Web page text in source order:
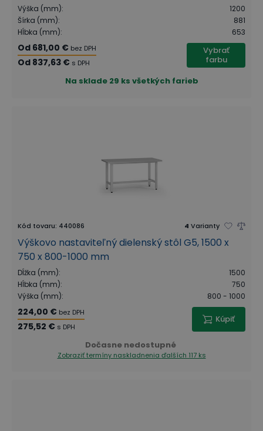
Výška (mm):
1200
Šírka (mm):
881
Hĺbka (mm): 653
Od 681,00 € bez DPH
Od 837,63 € s DPH
Vybrať
farbu
Na sklade 29 ks všetkých farieb
Kód tovaru: 440086 4 Varianty
Výškovo nastaviteľný dielenský stôl G5, 1500 x
750 x 800-1000 mm
Dĺžka (mm):
1500
Hĺbka (mm):
750
Výška (mm): 800 - 1000
224,00 € bez DPH
275,52 € s DPH
Kúpiť
Dočasne nedostupné
Zobraziť termíny naskladnenia ďalších 117 ks